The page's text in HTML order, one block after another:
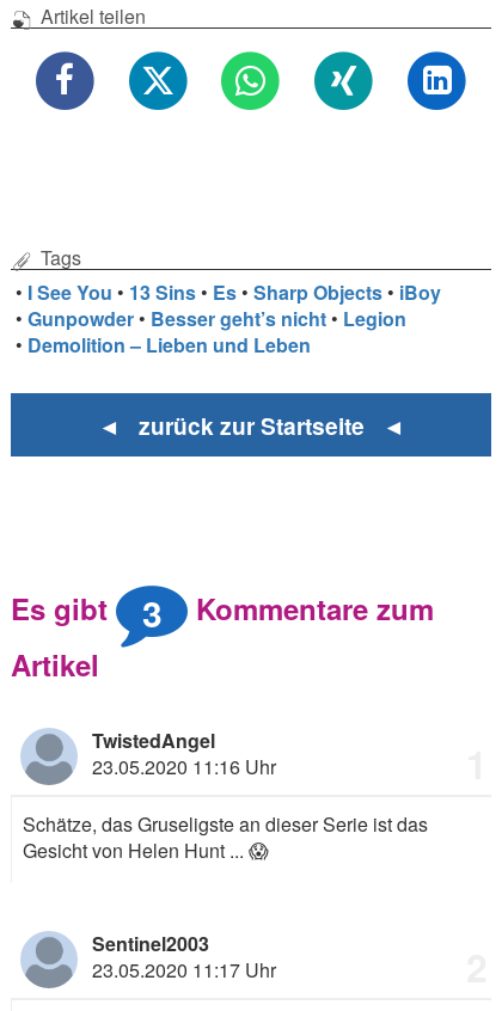
Artikel teilen
Tags
• I See You • 13 Sins • Es •Sharp Objects • iBoy
•Gunpowder • Besser geht’s nicht • Legion
• Demolition – Lieben und Leben
◄ zurück zur Startseite ◄
Es gibt 3
Kommentare zum
Artikel
TwistedAngel
23.05.2020 11:16 Uhr
Schätze, das Gruseligste an dieser Serie ist das
Gesicht von Helen Hunt ... 😱
Sentinel2003
23.05.2020 11:17 Uhr